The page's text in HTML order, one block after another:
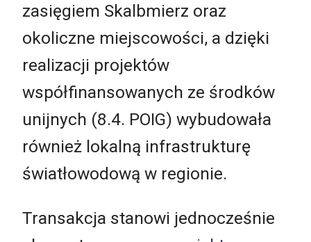
zasięgiem Skalbmierz oraz
okoliczne miejscowości, a dzięki
realizacji projektów
współfinansowanych ze środków
unijnych (8.4. POIG) wybudowała
również lokalną infrastrukturę
światłowodową w regionie.
Transakcja stanowi jednocześnie